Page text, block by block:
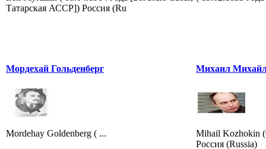
Татарская АССР]) Россия (Ru
Мордехай Гольденберг
Mordehay Goldenberg ( ...
Михаил
Mihail Kozhokin
Россия (Russia)